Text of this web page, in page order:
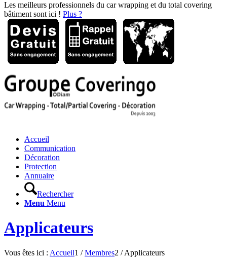
Les meilleurs professionnels du car wrapping et du total covering
bâtiment sont ici ! Plus ?
Accueil
Communication
Décoration
Protection
Annuaire
Rechercher
Menu Menu
Applicateurs
Vous êtes ici : Accueil1 / Membres2 / Applicateurs